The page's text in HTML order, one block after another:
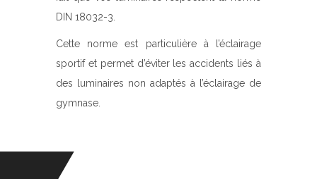
DIN 18032-3.
Cette norme est particulière à l’éclairage
sportif et permet d’éviter les accidents liés à
des luminaires non adaptés à l’éclairage de
gymnase.